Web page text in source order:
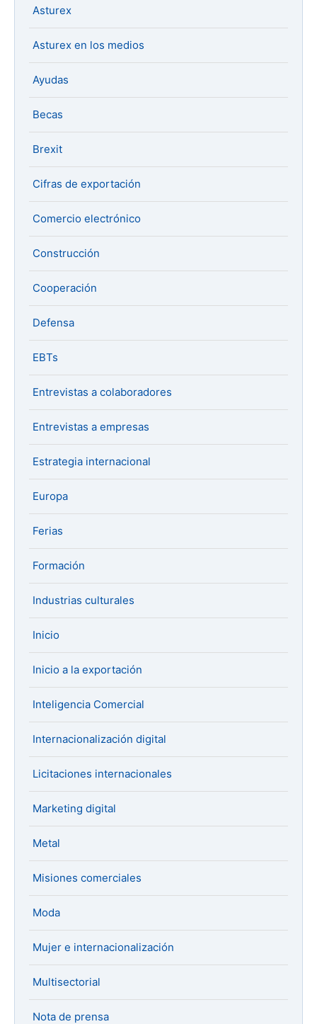
Asturex
Asturex en los medios
Ayudas
Becas
Brexit
Cifras de exportación
Comercio electrónico
Construcción
Cooperación
Defensa
EBTs
Entrevistas a colaboradores
Entrevistas a empresas
Estrategia internacional
Europa
Ferias
Formación
Industrias culturales
Inicio
Inicio a la exportación
Inteligencia Comercial
Internacionalización digital
Licitaciones internacionales
Marketing digital
Metal
Misiones comerciales
Moda
Mujer e internacionalización
Multisectorial
Nota de prensa